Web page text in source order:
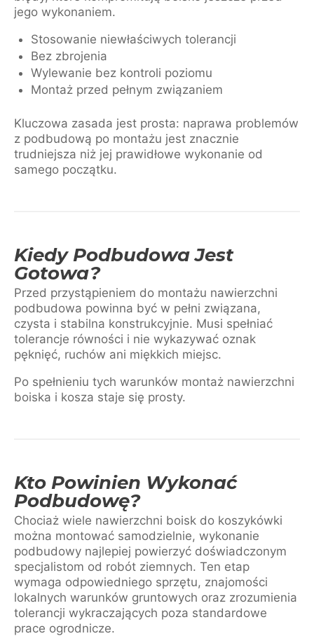
jego wykonaniem.
Stosowanie niewłaściwych tolerancji
Bez zbrojenia
Wylewanie bez kontroli poziomu
Montaż przed pełnym związaniem
Kluczowa zasada jest prosta: naprawa problemów
z podbudową po montażu jest znacznie
trudniejsza niż jej prawidłowe wykonanie od
samego początku.
Kiedy Podbudowa Jest
Gotowa?
Przed przystąpieniem do montażu nawierzchni
podbudowa powinna być w pełni związana,
czysta i stabilna konstrukcyjnie. Musi spełniać
tolerancje równości i nie wykazywać oznak
pęknięć, ruchów ani miękkich miejsc.
Po spełnieniu tych warunków montaż nawierzchni
boiska i kosza staje się prosty.
Kto Powinien Wykonać
Podbudowę?
Chociaż wiele nawierzchni boisk do koszykówki
można montować samodzielnie, wykonanie
podbudowy najlepiej powierzyć doświadczonym
specjalistom od robót ziemnych. Ten etap
wymaga odpowiedniego sprzętu, znajomości
lokalnych warunków gruntowych oraz zrozumienia
tolerancji wykraczających poza standardowe
prace ogrodnicze.